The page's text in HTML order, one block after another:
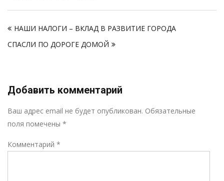
по
записям
НАШИ НАЛОГИ – ВКЛАД В РАЗВИТИЕ ГОРОДА
СПАСЛИ ПО ДОРОГЕ ДОМОЙ
Добавить комментарий
Ваш адрес email не будет опубликован. Обязательные
поля помечены *
Комментарий *